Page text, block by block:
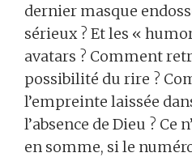
dernier masque
sérieux ? Et les «
avatars ? Comment
possibilité du rire ?
l’empreinte laissée
l’absence de Dieu ? Ce
en somme, si le